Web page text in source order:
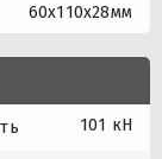
60x110x28мм
101 кН